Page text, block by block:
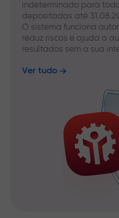
indeterminado para
depositadas até
O sistema funciona
reduz riscos e ajuda a
resultados sem a sua
Ver tudo